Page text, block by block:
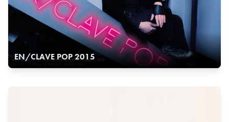
EN/CLAVE POP 2015